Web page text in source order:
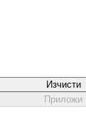
Изчисти
Приложи